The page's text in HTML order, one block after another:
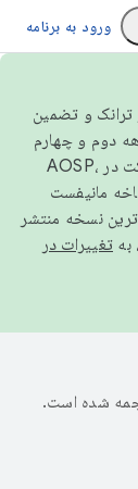
ورود به برنامه
ترانک و تضمین
دوم و چهارم
مانیفست
نسخه منتشر
تغییرات در
شده است.